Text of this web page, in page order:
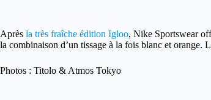
Après la très fraîche édition Igloo, Nike Sportswear
la combinaison d’un tissage à la fois blanc et orange.
Photos : Titolo & Atmos Tokyo